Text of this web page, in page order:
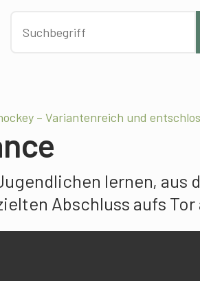
– Variantenreich und
lernen, aus
Abschluss aufs